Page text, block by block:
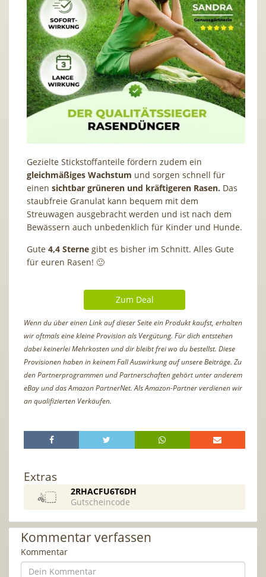
Gezielte Stickstoffanteile fördern zudem ein
gleichmäßiges Wachstum und sorgen schnell für
einen sichtbar grüneren und kräftigeren Rasen. Das
staubfreie Granulat kann bequem mit dem
Streuwagen ausgebracht werden und ist nach dem
Bewässern auch unbedenklich für Kinder und Hunde.
Gute 4,4 Sterne gibt es bisher im Schnitt. Alles Gute
für euren Rasen! 🙂
Zum Deal
Wenn du über einen Link auf dieser Seite ein Produkt kaufst, erhalten
wir oftmals eine kleine Provision als Vergütung. Für dich entstehen
dabei keinerlei Mehrkosten und dir bleibt frei wo du bestellst. Diese
Provisionen haben in keinem Fall Auswirkung auf unsere Beiträge. Zu
den Partnerprogrammen und Partnerschaften gehört unter anderem
eBay und das Amazon PartnerNet. Als Amazon-Partner verdienen wir
an qualifizierten Verkäufen.
Extras
2RHACFU6T6DH
Gutscheincode
Kommentar verfassen
Kommentar